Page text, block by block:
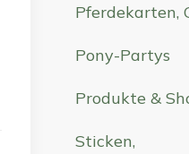
Pferdekarten,
Pony-Partys
Produkte &
Sticken,